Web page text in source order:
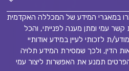
במאגרי המידע של המכללה האקדמית
קשר עמי ומתן מענה לפנייתי, והכל
ת לזכותי לעיין במידע אודותיי
הדין, ולכך שמסירת המידע תלויה
תמנע את האפשרות ליצור עמי